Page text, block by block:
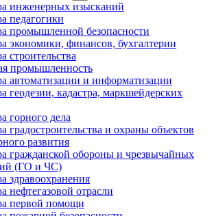
инженерных изысканий
педагогики
промышленной безопасности
экономики, финансов, бухгалтерии
строительства
промышленность
автоматизации и информатизации
геодезии, кадастра, маркшейдерских
горного дела
градостроительства и охраны объектов
развития
гражданской обороны и чрезвычайных
(ГО и ЧС)
здравоохранения
нефтегазовой отрасли
первой помощи